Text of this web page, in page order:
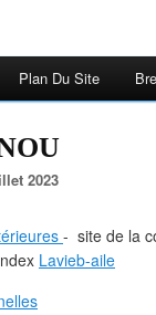
Plan Du Site
2023
- site de la
Lavieb-aile